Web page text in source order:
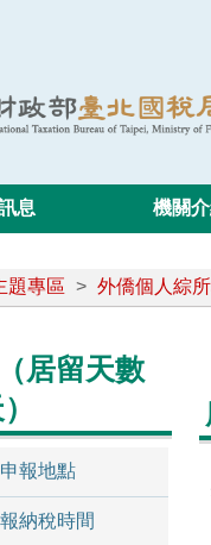
息 機關
題專區 > 外僑個人綜
居留天數
申報地點
納稅時間